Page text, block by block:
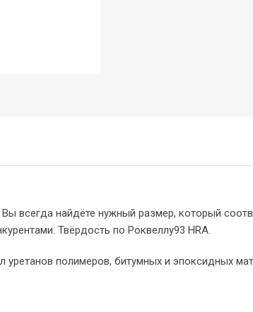
всегда найдёте нужный размер, который
Твёрдость по Роквеллу93 HRA.
полимеров, битумных и эпоксидных